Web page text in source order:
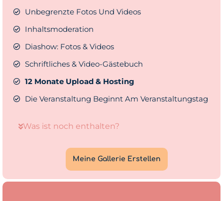
Unbegrenzte Fotos Und Videos
Inhaltsmoderation
Diashow: Fotos & Videos
Schriftliches & Video-Gästebuch
12 Monate Upload & Hosting
Die Veranstaltung Beginnt Am Veranstaltungstag
Was ist noch enthalten?
Meine Gallerie Erstellen